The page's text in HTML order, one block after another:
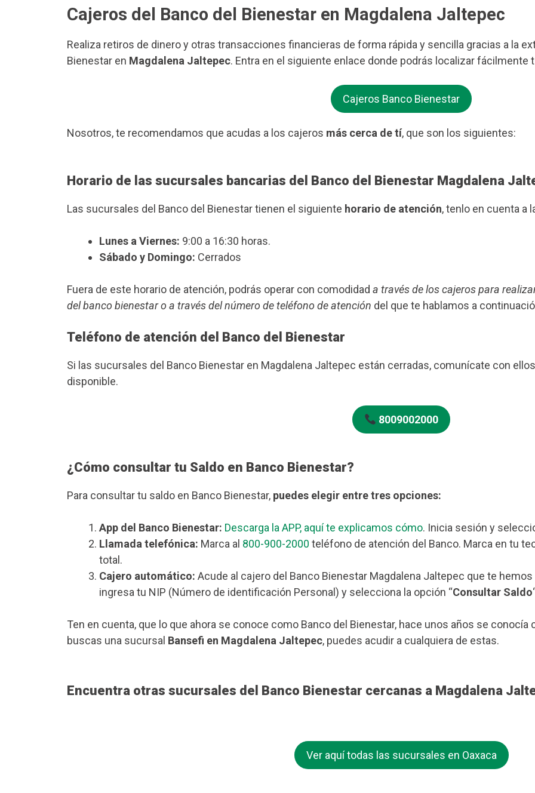
Cajeros del Banco del Bienestar en Magdalena Jaltepec
Realiza retiros de dinero y otras transacciones financieras de forma rápida y sencilla gracias a la
Bienestar en Magdalena Jaltepec. Entra en el siguiente enlace donde podrás localizar fácilmente
Cajeros Banco Bienestar
Nosotros, te recomendamos que acudas a los cajeros más cerca de tí, que son los siguientes:
Horario de las sucursales bancarias del Banco del Bienestar Magdalena
Las sucursales del Banco del Bienestar tienen el siguiente horario de atención, tenlo en cuenta a
Lunes a Viernes: 9:00 a 16:30 horas.
Sábado y Domingo: Cerrados
Fuera de este horario de atención, podrás operar con comodidad a través de los cajeros para
del banco bienestar o a través del número de teléfono de atención del que te hablamos a
Teléfono de atención del Banco del Bienestar
Si las sucursales del Banco Bienestar en Magdalena Jaltepec están cerradas, comunícate con
disponible.
8009002000
¿Cómo consultar tu Saldo en Banco Bienestar?
Para consultar tu saldo en Banco Bienestar, puedes elegir entre tres opciones:
App del Banco Bienestar: Descarga la APP, aquí te explicamos cómo. Inicia sesión y
Llamada telefónica: Marca al 800-900-2000 teléfono de atención del Banco. Marca en tu
total.
Cajero automático: Acude al cajero del Banco Bienestar Magdalena Jaltepec que te
ingresa tu NIP (Número de identificación Personal) y selecciona la opción “Consultar Saldo
Ten en cuenta, que lo que ahora se conoce como Banco del Bienestar, hace unos años se
buscas una sucursal Bansefi en Magdalena Jaltepec, puedes acudir a cualquiera de estas.
Encuentra otras sucursales del Banco Bienestar cercanas a Magdalena
Ver aquí todas las sucursales en Oaxaca